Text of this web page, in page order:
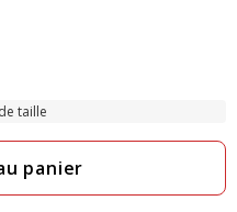
taille
panier